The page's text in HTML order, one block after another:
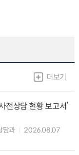
더보기
전상담 현황 보고서’
담과
2026.08.07